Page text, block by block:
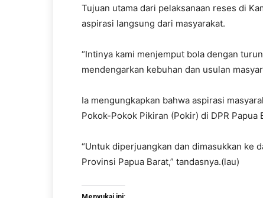
Tujuan utama dari pelaksanaan reses di
aspirasi langsung dari masyarakat.
“Intinya kami menjemput bola dengan
mendengarkan kebuhan dan usulan
Ia mengungkapkan bahwa aspirasi
Pokok-Pokok Pikiran (Pokir) di DPR Papua
“Untuk diperjuangkan dan dimasukkan ke
Provinsi Papua Barat,” tandasnya.(lau)